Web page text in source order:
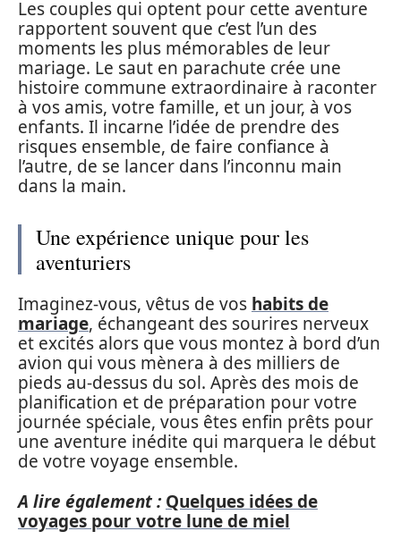
Les couples qui optent pour cette aventure
rapportent souvent que c’est l’un des
moments les plus mémorables de leur
mariage. Le saut en parachute crée une
histoire commune extraordinaire à raconter
à vos amis, votre famille, et un jour, à vos
enfants. Il incarne l’idée de prendre des
risques ensemble, de faire confiance à
l’autre, de se lancer dans l’inconnu main
dans la main.
Une expérience unique pour les
aventuriers
Imaginez-vous, vêtus de vos habits de
mariage, échangeant des sourires nerveux
et excités alors que vous montez à bord d’un
avion qui vous mènera à des milliers de
pieds au-dessus du sol. Après des mois de
planification et de préparation pour votre
journée spéciale, vous êtes enfin prêts pour
une aventure inédite qui marquera le début
de votre voyage ensemble.
A lire également : Quelques idées de
voyages pour votre lune de miel